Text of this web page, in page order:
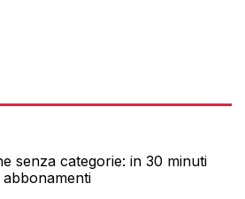
senza categorie: in 30 minuti